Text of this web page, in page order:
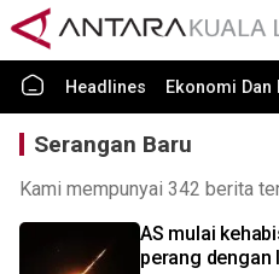
Headlines Ekonomi Dan
Serangan Baru
Kami mempunyai 342 berita
AS mulai
perang dengan